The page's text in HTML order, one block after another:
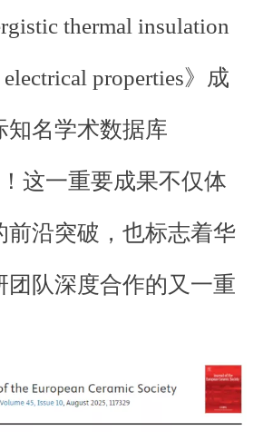
thermal insulation
properties》成
知名学术数据库
！这一重要成果不仅体
前沿突破，也标志着华
团队深度合作的又一重